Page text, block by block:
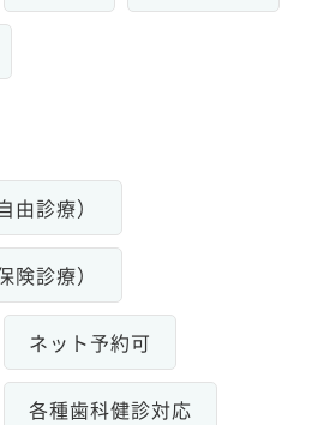
由診療）
険診療）
ネット予約可
各種歯科健診対応